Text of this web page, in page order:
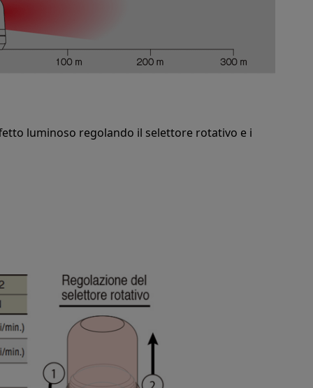
luminoso regolando il selettore rotativo e i